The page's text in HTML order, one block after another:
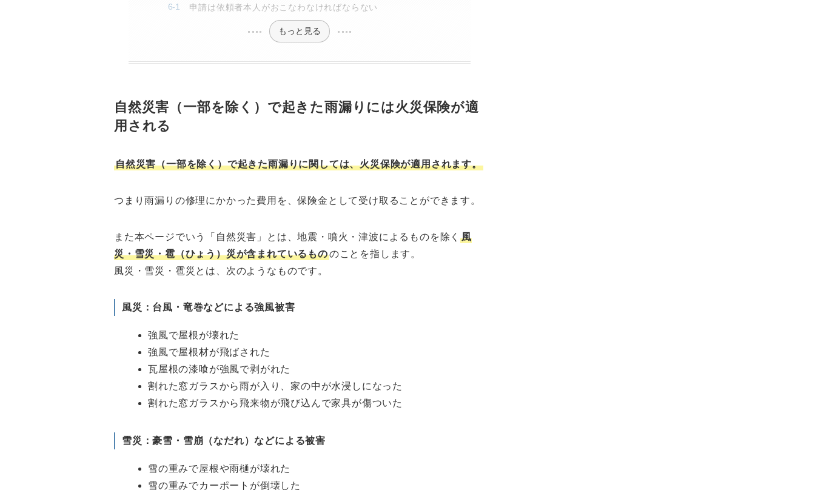
申請は依頼者本人がおこなわなければならない
もっと見る
自然災害（一部を除く）で起きた雨漏りには火災保険が適
用される
自然災害（一部を除く）で起きた雨漏りに関しては、火災保険が適用されます。
つまり雨漏りの修理にかかった費用を、保険金として受け取ることができます。
また本ページでいう「自然災害」とは、地震・噴火・津波によるものを除く風
災・雪災・雹（ひょう）災が含まれているもののことを指します。
風災・雪災・雹災とは、次のようなものです。
風災：台風・竜巻などによる強風被害
強風で屋根が壊れた
強風で屋根材が飛ばされた
瓦屋根の漆喰が強風で剥がれた
割れた窓ガラスから雨が入り、家の中が水浸しになった
割れた窓ガラスから飛来物が飛び込んで家具が傷ついた
雪災：豪雪・雪崩（なだれ）などによる被害
雪の重みで屋根や雨樋が壊れた
雪の重みでカーポートが倒壊した